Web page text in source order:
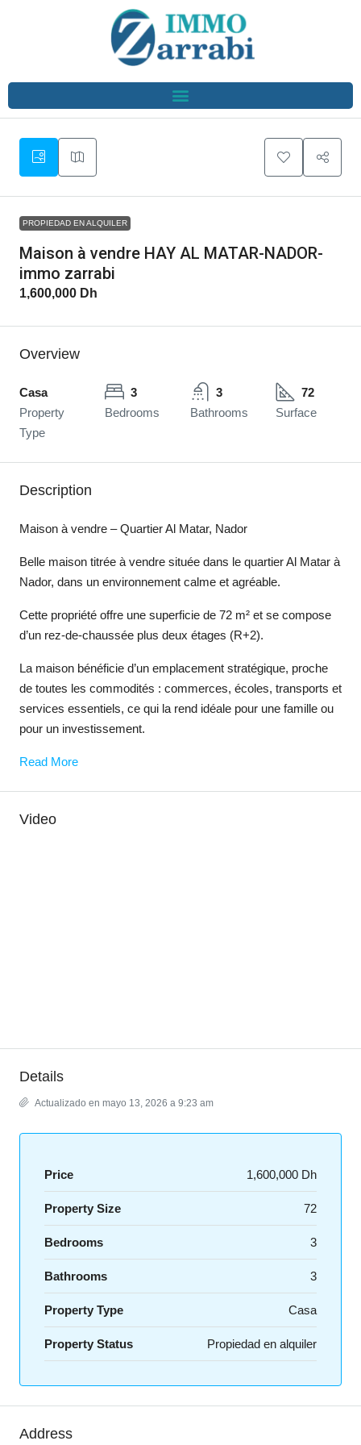
PROPIEDAD EN ALQUILER
Maison à vendre HAY AL MATAR-NADOR-
immo zarrabi
1,600,000 Dh
Overview
Casa
Property
Type
3
Bedrooms
3
Bathrooms
72
Surface
Description
Maison à vendre – Quartier Al Matar, Nador
Belle maison titrée à vendre située dans le quartier Al Matar à
Nador, dans un environnement calme et agréable.
Cette propriété offre une superficie de 72 m² et se compose
d’un rez-de-chaussée plus deux étages (R+2).
La maison bénéficie d’un emplacement stratégique, proche
de toutes les commodités : commerces, écoles, transports et
services essentiels, ce qui la rend idéale pour une famille ou
pour un investissement.
Read More
Video
Details
Actualizado en mayo 13, 2026 a 9:23 am
Price 1,600,000 Dh
Property Size 72
Bedrooms 3
Bathrooms 3
Property Type Casa
Property Status Propiedad en alquiler
Address